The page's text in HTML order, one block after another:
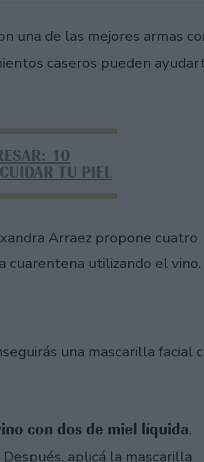
una de las mejores armas
caseros pueden
10
TU PIEL
Arraez propone cuatro
cuarentena utilizando el vino.
una mascarilla facial
con dos de miel líquida.
aplicá la mascarilla